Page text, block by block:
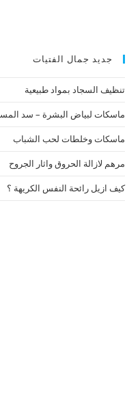
جديد جمال الفتيات
تنظيف السجاد بمواد طبيعية
ماسكات لبياض البشرة – سد
ماسكات وخلطات لحب الشباب
مرهم لازالة الحروق واثار الجروح
كيف ازيل رائحة النفس الكريهة ؟